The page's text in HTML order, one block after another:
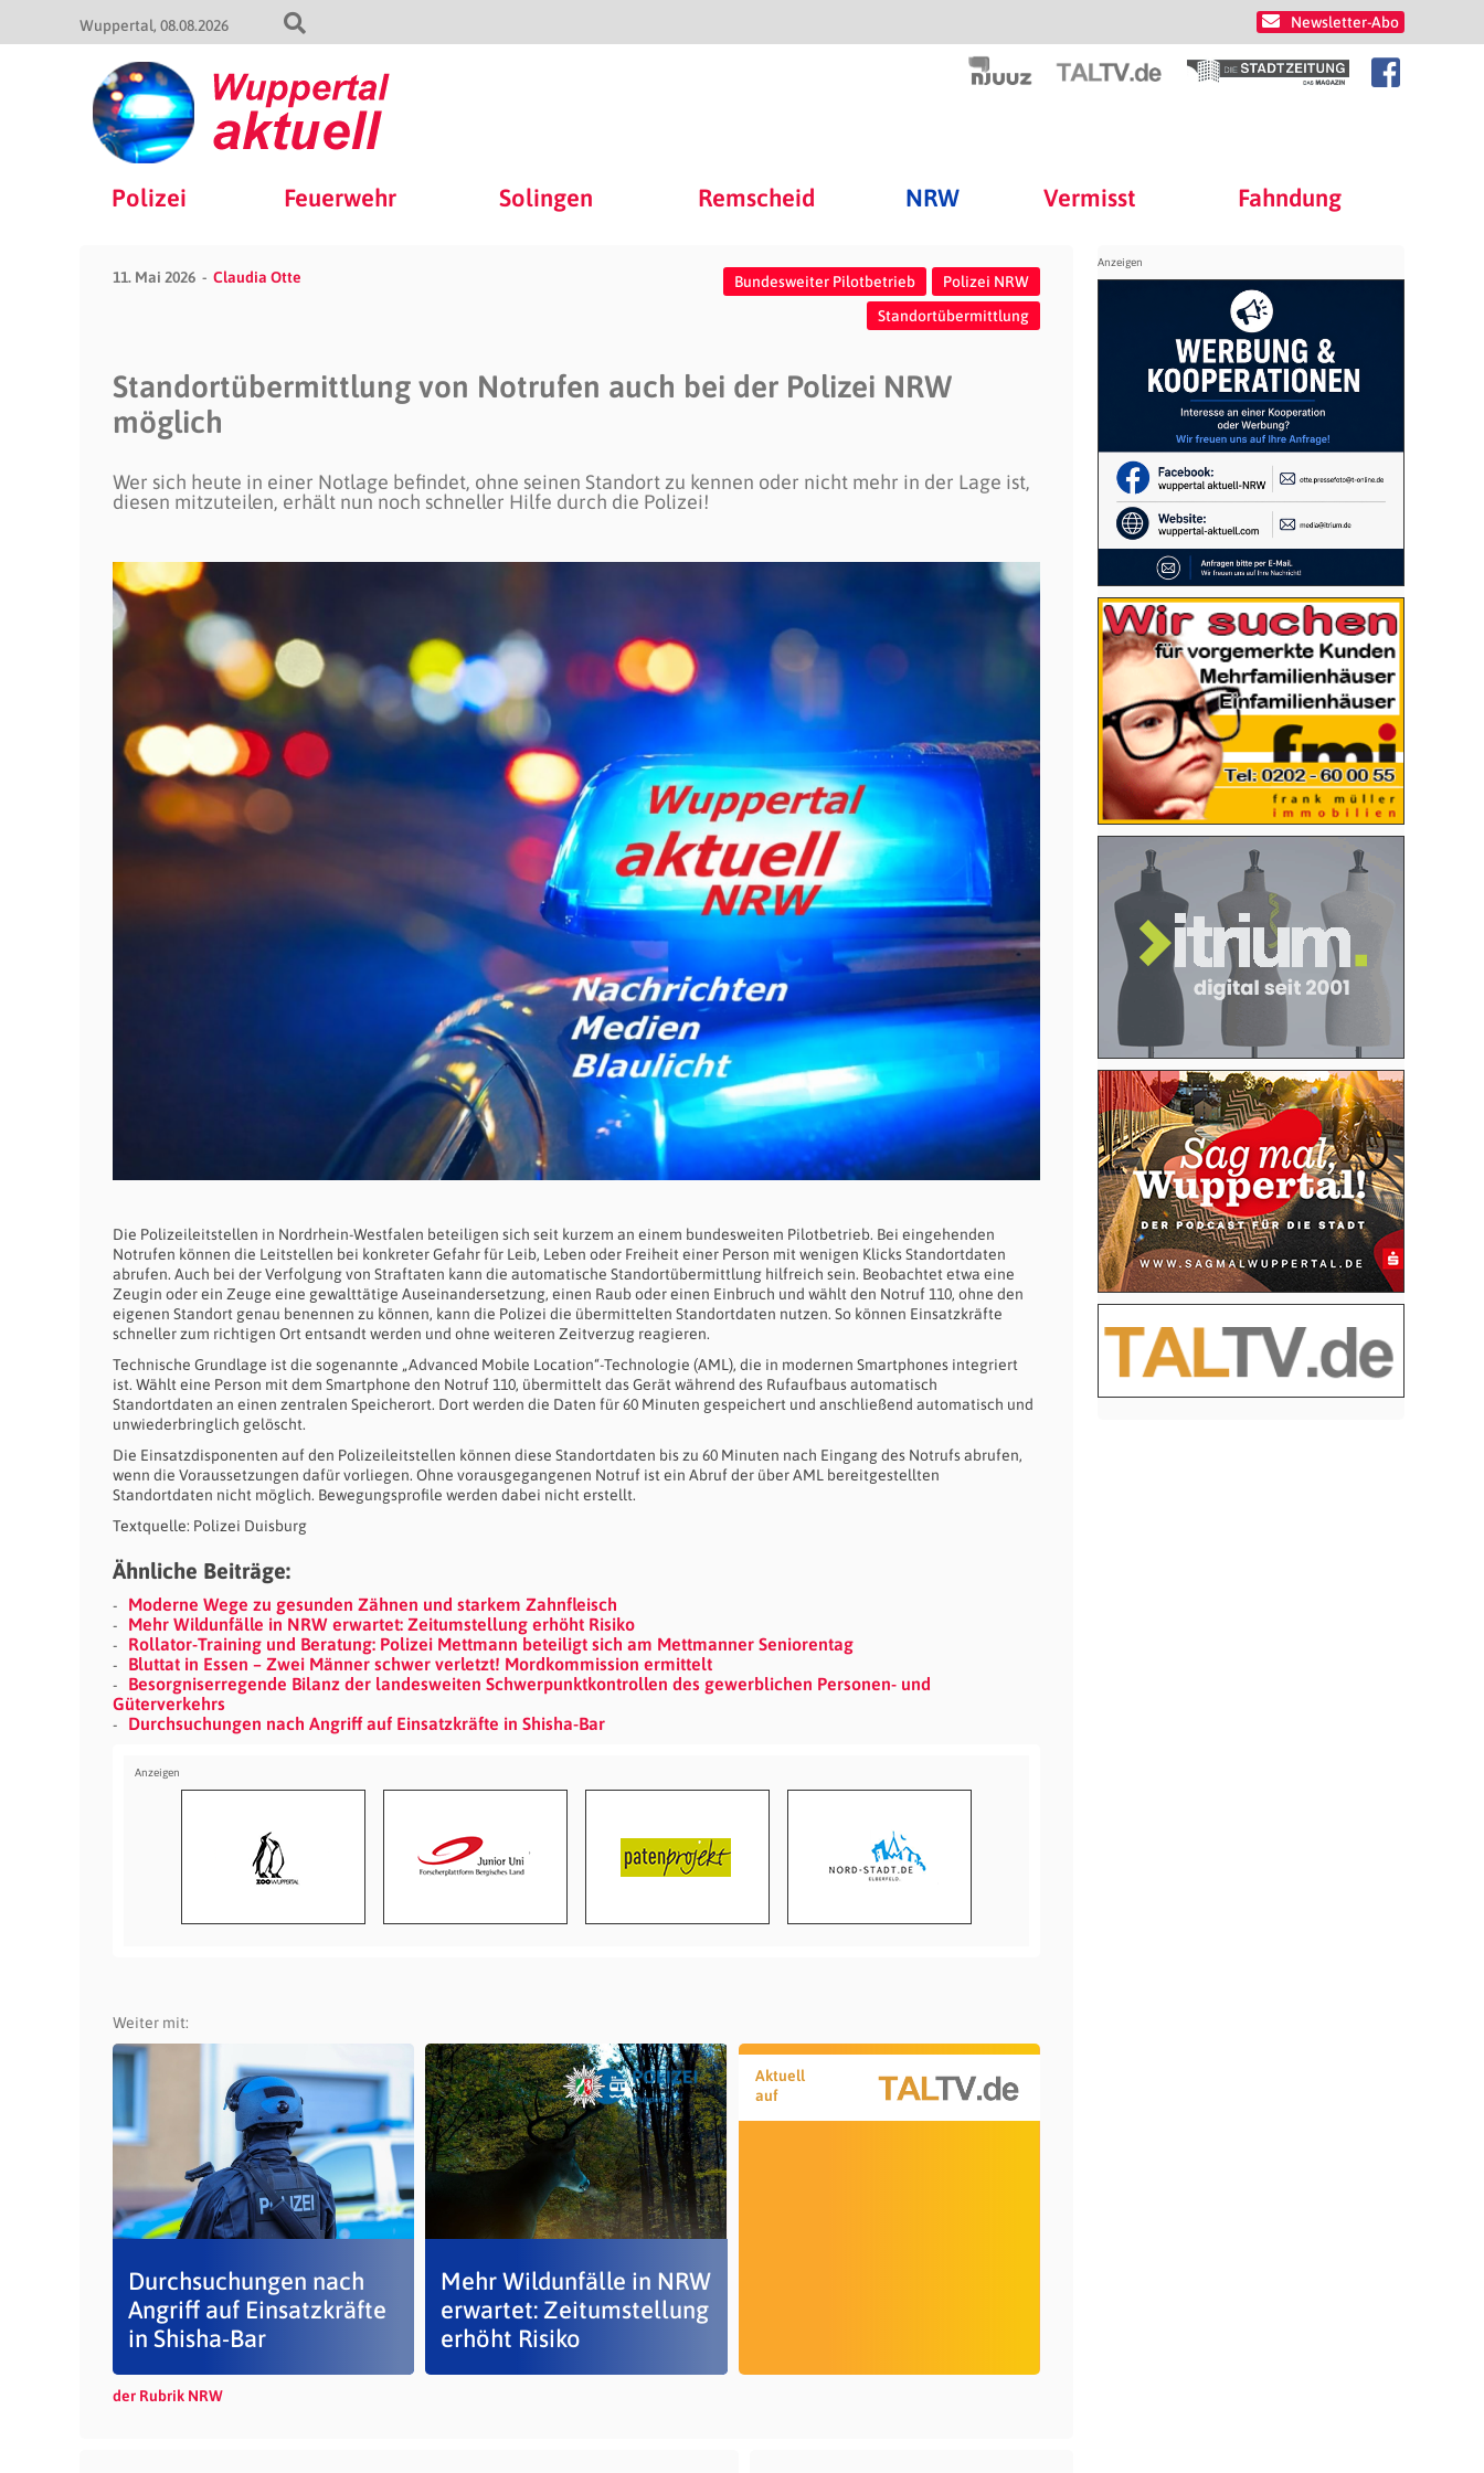
Wuppertal 08.08.2026 Newsletter-Abo
Polizei Feuerwehr Solingen Remscheid NRW Vermisst Fahndung
11. Mai 2026 Claudia Otte Bundesweiter Pilotbetrieb
Polizei NRW
Standortübermittlung
Standortübermittlung von Notrufen auch bei der Polizei NRW
möglich
Wer sich heute in einer Notlage befindet, ohne seinen Standort zu kennen oder nicht mehr in der Lage ist,
diesen mitzuteilen, erhält nun noch schneller Hilfe durch die Polizei!
Die Polizeileitstellen in Nordrhein-Westfalen beteiligen sich seit kurzem an einem bundesweiten Pilotbetrieb. Bei eingehenden
Notrufen können die Leitstellen bei konkreter Gefahr für Leib, Leben oder Freiheit einer Person mit wenigen Klicks Standortdaten
abrufen. Auch bei der Verfolgung von Straftaten kann die automatische Standortübermittlung hilfreich sein. Beobachtet etwa eine
Zeugin oder ein Zeuge eine gewalttätige Auseinandersetzung, einen Raub oder einen Einbruch und wählt den Notruf 110, ohne den
eigenen Standort genau benennen zu können, kann die Polizei die übermittelten Standortdaten nutzen. So können Einsatzkräfte
schneller zum richtigen Ort entsandt werden und ohne weiteren Zeitverzug reagieren.
Technische Grundlage ist die sogenannte „Advanced Mobile Location“-Technologie (AML), die in modernen Smartphones integriert
ist. Wählt eine Person mit dem Smartphone den Notruf 110, übermittelt das Gerät während des Rufaufbaus automatisch
Standortdaten an einen zentralen Speicherort. Dort werden die Daten für 60 Minuten gespeichert und anschließend automatisch und
unwiederbringlich gelöscht.
Die Einsatzdisponenten auf den Polizeileitstellen können diese Standortdaten bis zu 60 Minuten nach Eingang des Notrufs abrufen,
wenn die Voraussetzungen dafür vorliegen. Ohne vorausgegangenen Notruf ist ein Abruf der über AML bereitgestellten
Standortdaten nicht möglich. Bewegungsprofile werden dabei nicht erstellt.
Textquelle: Polizei Duisburg
Ähnliche Beiträge:
Moderne Wege zu gesunden Zähnen und starkem Zahnfleisch
Mehr Wildunfälle in NRW erwartet: Zeitumstellung erhöht Risiko
Rollator-Training und Beratung: Polizei Mettmann beteiligt sich am Mettmanner Seniorentag
Bluttat in Essen – Zwei Männer schwer verletzt! Mordkommission ermittelt
Besorgniserregende Bilanz der landesweiten Schwerpunktkontrollen des gewerblichen Personen- und
Güterverkehrs
Durchsuchungen nach Angriff auf Einsatzkräfte in Shisha-Bar
Weiter mit:
Durchsuchungen nach
Angriff auf Einsatzkräfte
in Shisha-Bar
Mehr Wildunfälle in NRW
erwartet: Zeitumstellung
erhöht Risiko
Aktuell
auf
der Rubrik NRW